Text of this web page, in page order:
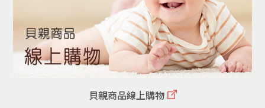
貝親商品線上購物